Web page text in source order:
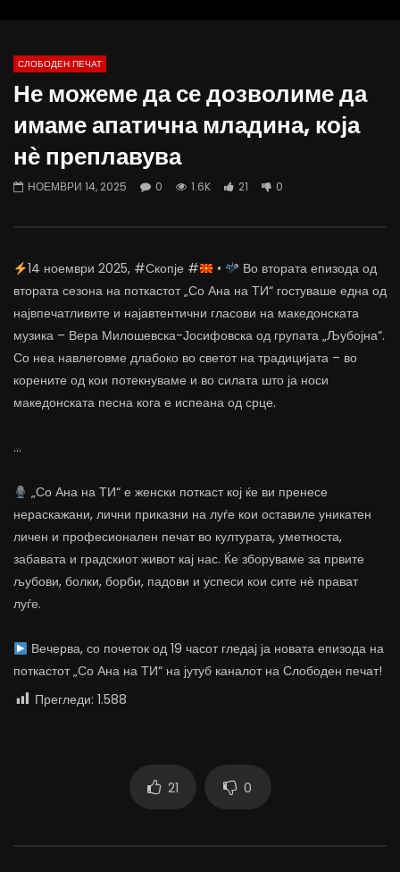
Вести на „Слободен Печат“
07.08.2026
АВГУСТ 7, 2026
АВГУСТ 6, 2026
СЛОБОДЕН ПЕЧАТ
Не можеме да се дозволиме да
имаме апатична младина, која
нѐ преплавува
НОЕМВРИ 14, 2025 0 1.6K 21 0
14 ноември 2025, #Скопје # •
Во втората епизода од
втората сезона на поткастот „Со Ана на ТИ“ гостуваше една од
највпечатливите и најавтентични гласови на македонската
музика – Вера Милошевска-Јосифовска од групата „Љубојна“.
Со неа навлеговме длабоко во светот на традицијата – во
корените од кои потекнуваме и во силата што ја носи
македонската песна кога е испеана од срце.
…
„Со Ана на ТИ“ е женски поткаст кој ќе ви пренесе
нераскажани, лични приказни на луѓе кои оставиле уникатен
личен и професионален печат во културата, уметноста,
забавата и градскиот живот кај нас. Ќе зборуваме за првите
љубови, болки, борби, падови и успеси кои сите нѐ прават
луѓе.
Вечерва, со почеток од 19 часот гледај ја новата епизода на
поткастот „Со Ана на ТИ“ на јутуб каналот на Слободен печат!
Прегледи: 1.588
21 0